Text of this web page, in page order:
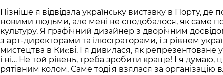
Пізніше я відвідала українську виставку в Порту, де
новими людьми, але мені не сподобалося, як саме
культуру. Я графічний дизайнер з дворічним
з арт-директорами та ілюстраторами, і з рівнем
мистецтва в Києві. І я дивилася, як репрезентоване
і ні… Не той рівень, треба зробити краще! І я думаю,
рятівним колом. Саме тоді я взялася за організацію